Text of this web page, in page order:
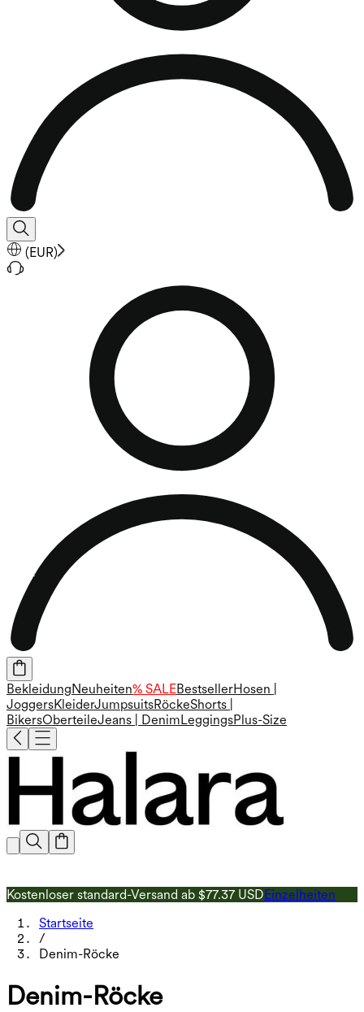
(EUR)
Bekleidung Neuheiten% SALEBestsellerHosen |
JoggersKleiderJumpsuitsRöckeShorts |
BikersOberteileJeans | Denim LeggingsPlus-Size
Kostenloser standard-Versand ab $77.37 USD Einzelheiten
Startseite
/
Denim-Röcke
Denim-Röcke